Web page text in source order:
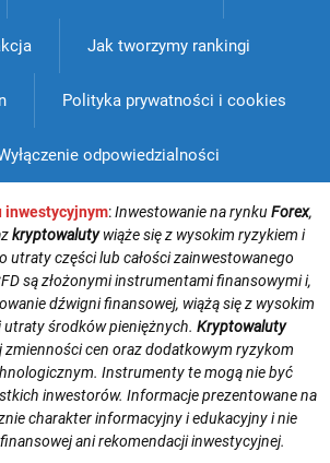
Jak tworzymy rankingi
Polityka prywatności i cookies
odpowiedzialności
inwestycyjnym:Inwestowanie na rynkuForex,
kryptowalutywiąże się z wysokim ryzykiem i
utraty części lub całości zainwestowanego
są złożonymi instrumentami finansowymi i,
dźwigni finansowej, wiążą się z wysokim
utraty środków pieniężnych. Kryptowaluty
zmienności cen oraz dodatkowym ryzykom
Instrumenty te mogą nie być
inwestorów. Informacje prezentowane na
charakter informacyjny i edukacyjny i nie
ani rekomendacji inwestycyjnej.